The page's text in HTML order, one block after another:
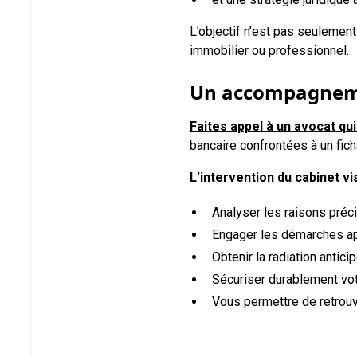
L’objectif n’est pas
immobilier ou professionnel.
Un
Faites appel à un avocat
bancaire confrontées à un
L’intervention du cabinet
Analyser les raisons
Engager les démarches
Obtenir la radiation
Sécuriser durablement
Vous permettre de